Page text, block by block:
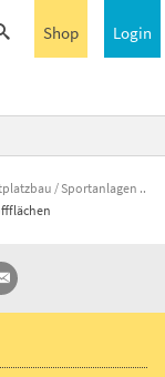
Login
Shop
/ Sportanlagen